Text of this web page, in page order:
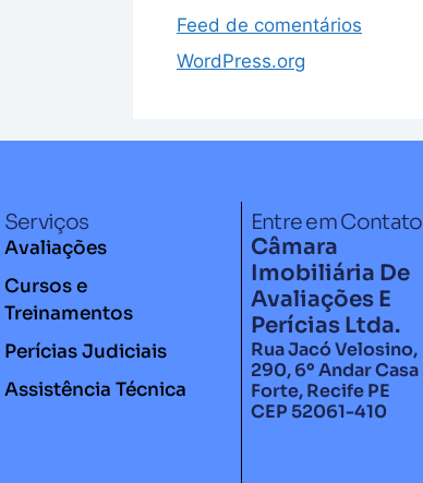
Feed de comentários
WordPress.org
Serviços
Avaliações
Cursos e
Treinamentos
Perícias Judiciais
Assistência Técnica
Entre em Contato
Câmara
Imobiliária De
Avaliações E
Perícias Ltda.
Rua Jacó Velosino,
290, 6º Andar Casa
Forte, Recife PE
CEP 52061-410